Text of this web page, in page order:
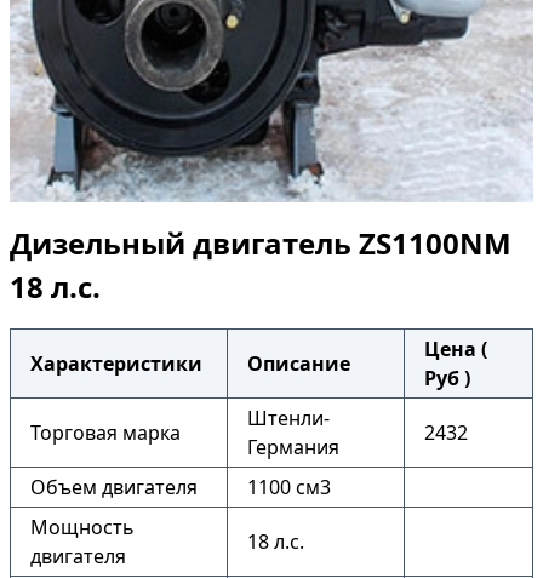
Дизельный двигатель ZS1100NM
18 л.с.
Характеристики Описание
Цена (
Руб )
Торговая марка
Штенли-
Германия
2432
Объем двигателя
1100 см3
Мощность
двигателя
18 л.с.